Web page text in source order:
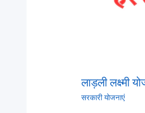
लाड़ली लक्ष्मी
सरकारी योजनाएं